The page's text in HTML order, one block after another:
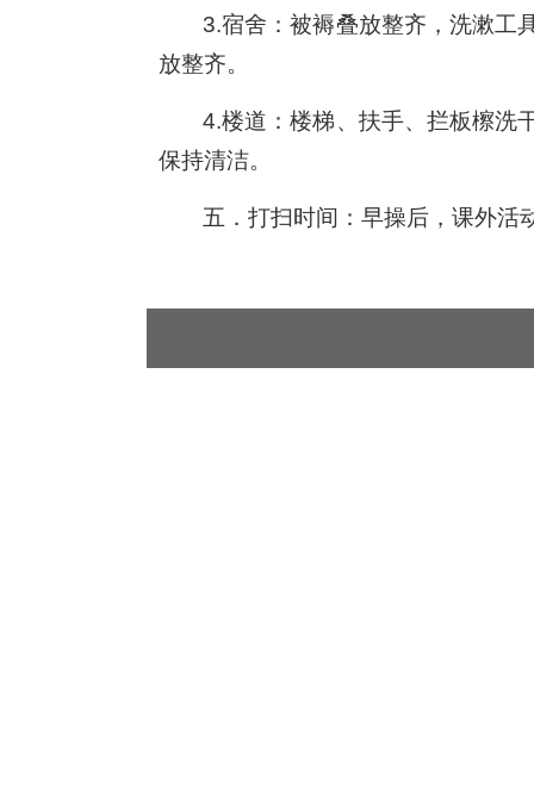
3.宿舍：被褥叠放整齐，洗漱工
放整齐。
4.楼道：楼梯、扶手、拦板檫洗
保持清洁。
五．打扫时间：早操后，课外活